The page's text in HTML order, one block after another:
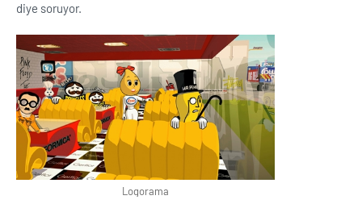
diye soruyor.
Logorama